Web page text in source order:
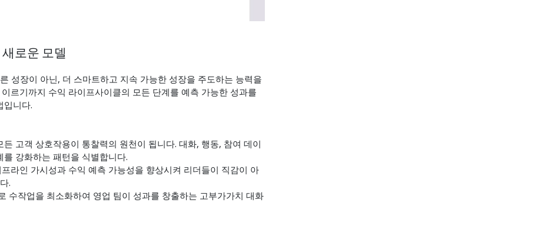
로운 모델
성장이 아닌, 더 스마트하고 지속 가능한 성장을 주도하는 능력을
르기까지 수익 라이프사이클의 모든 단계를 예측 가능한 성과를
입니다.
고객 상호작용이 통찰력의 원천이 됩니다. 대화, 행동, 참여 데이
강화하는 패턴을 식별합니다.
라인 가시성과 수익 예측 가능성을 향상시켜 리더들이 직감이 아
.
수작업을 최소화하여 영업 팀이 성과를 창출하는 고부가가치 대화